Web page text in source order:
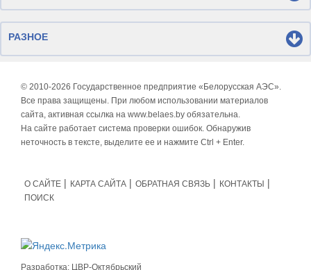
РАЗНОЕ
© 2010-2026 Государственное предприятие «Белорусская АЭС».
Все права защищены. При любом использовании материалов
сайта, активная ссылка на www.belaes.by обязательна.
На сайте работает система проверки ошибок. Обнаружив
неточность в тексте, выделите ее и нажмите Ctrl + Enter.
О САЙТЕ КАРТА САЙТА ОБРАТНАЯ СВЯЗЬ
КОНТАКТЫ
ПОИСК
Разработка: ЦВР-Октябрьский